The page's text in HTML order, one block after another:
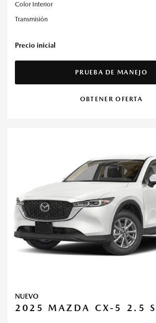
Color Interior
Transmisión
Precio inicial
PRUEBA DE MANEJO
OBTENER OFERTA
NUEVO
2025 MAZDA CX-5 2.5 S